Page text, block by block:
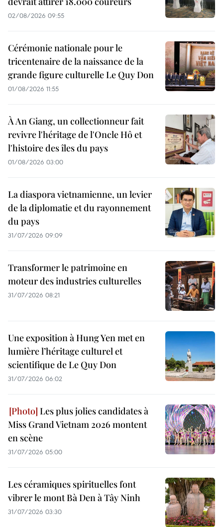
02/08/2026 09:55
Cérémonie nationale pour le
tricentenaire de la naissance de la
grande figure culturelle Le Quy Don
01/08/2026 11:55
À An Giang, un collectionneur fait
revivre l'héritage de l'Oncle Hô et
l'histoire des îles du pays
01/08/2026 03:00
La diaspora vietnamienne, un levier
de la diplomatie et du rayonnement
du pays
31/07/2026 09:09
Transformer le patrimoine en
moteur des industries culturelles
31/07/2026 08:21
Une exposition à Hung Yen met en
lumière l’héritage culturel et
scientifique de Le Quy Don
31/07/2026 06:02
Les plus jolies candidates à
Miss Grand Vietnam 2026 montent
en scène
31/07/2026 05:00
Les céramiques spirituelles font
vibrer le mont Bà Den à Tây Ninh
31/07/2026 03:30